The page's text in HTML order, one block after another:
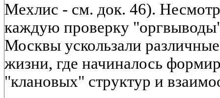
Мехлис - см. док. 46).
каждую проверку
Москвы ускользали
жизни, где начиналось
"клановых" структур и